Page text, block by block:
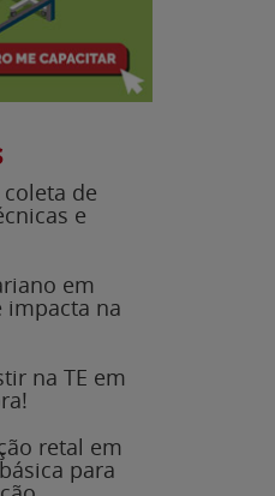
de
e
em
na
na TE em
retal em
para